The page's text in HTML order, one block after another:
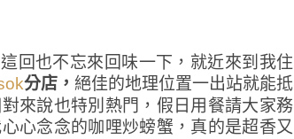
這回也不忘來回味一下，就近來到我住
分店， 絕佳的地理位置一出站就能抵
來說也特別熱門，假日用餐請大家務
心念念的咖哩炒螃蟹，真的是超香又